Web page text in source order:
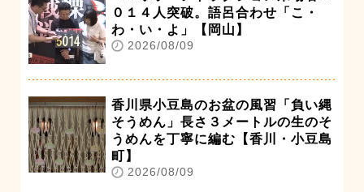
０１４人突破。語呂合わせ「こ・
わ・い・よ」【岡山】
2026/08/09
香川県小豆島のお盆の風習「負い縄
そうめん」長さ３メートルの生のそ
うめんを丁寧に編む【香川・小豆島
町】
2026/08/09